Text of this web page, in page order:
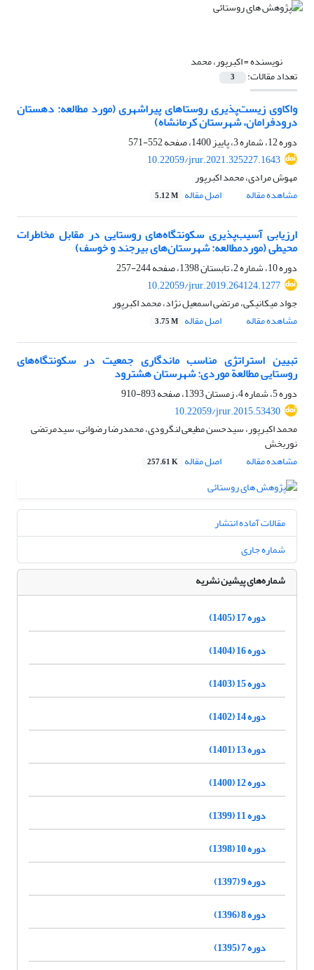
نویسنده =اکبرپور، محمد
تعداد مقالات: 3
واکاوی زیست‌پذیری روستاهای پیراشهری (مورد مطالعه: دهستان
درودفرامان، شهرستان کرمانشاه)
دوره 12، شماره 3، پاییز 1400، صفحه
552-571
10.22059/jrur.2021.325227.1643
مهوش مرادی، محمد اکبرپور
مشاهده مقاله
اصل مقاله 5.12 M
ارزیابی آسیب‌پذیری سکونتگاه‌های روستایی در مقابل مخاطرات
محیطی (مورد‌مطالعه: شهرستان‌های بیرجند و خوسف)
دوره 10، شماره 2، تابستان 1398، صفحه
244-257
10.22059/jrur.2019.264124.1277
جواد میکانیکی، مرتضی اسمعیل نژاد، محمد اکبرپور
مشاهده مقاله
اصل مقاله 3.75 M
تبیین استراتژی مناسب ماندگاری جمعیت در سکونتگاه‌های
روستایی مطالعة موردی: شهرستان هشترود
دوره 5، شماره 4، زمستان 1393، صفحه
893-910
10.22059/jrur.2015.53430
محمد اکبرپور، سیدحسن مطیعی لنگرودی، محمدرضا رضوانی، سیدمرتضی
نوربخش‌
مشاهده مقاله
اصل مقاله 257.61 K
مقالات آماده انتشار
شماره جاری
شماره‌های پیشین نشریه
دوره 17 (1405)
دوره 16 (1404)
دوره 15 (1403)
دوره 14 (1402)
دوره 13 (1401)
دوره 12 (1400)
دوره 11 (1399)
دوره 10 (1398)
دوره 9 (1397)
دوره 8 (1396)
دوره 7 (1395)